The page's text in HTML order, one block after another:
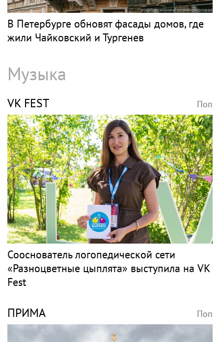
В Петербурге обновят фасады домов, где
жили Чайковский и Тургенев
Музыка
VK FEST Поп
Сооснователь логопедической сети
«Разноцветные цыплята» выступила на VK
Fest
ПРИМА Поп